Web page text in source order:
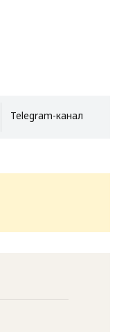
Telegram-канал